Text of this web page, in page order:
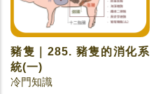
豬隻｜285. 豬隻的消化系
統(一)
冷門知識